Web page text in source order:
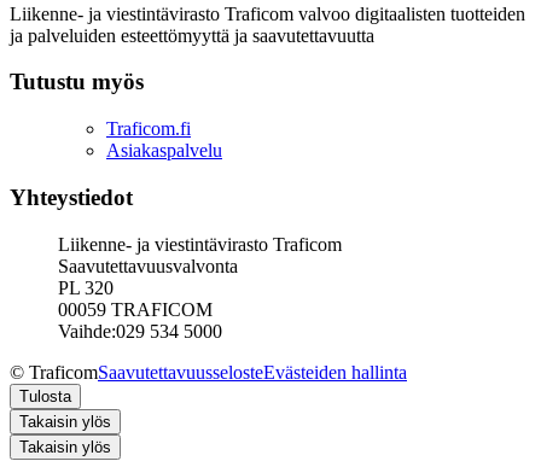
Liikenne- ja viestintävirasto Traficom valvoo digitaalisten tuotteiden
ja palveluiden esteettömyyttä ja saavutettavuutta
Tutustu myös
Traficom.fi
Asiakaspalvelu
Yhteystiedot
Liikenne- ja viestintävirasto Traficom
Saavutettavuusvalvonta
PL 320
00059 TRAFICOM
Vaihde:029 534 5000
© TraficomSaavutettavuusselosteEvästeiden hallinta
Tulosta
Takaisin ylös
Takaisin ylös